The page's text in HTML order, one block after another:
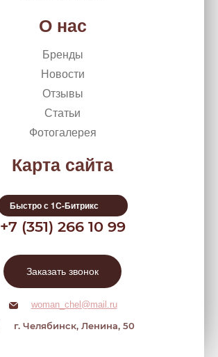
О нас
Бренды
Новости
Отзывы
Статьи
Фотогалерея
Карта сайта
Быстро с 1С-Битрикс
+7 (351) 266 10 99
Заказать звонок
woman_chel@mail.ru
г. Челябинск, Ленина, 50